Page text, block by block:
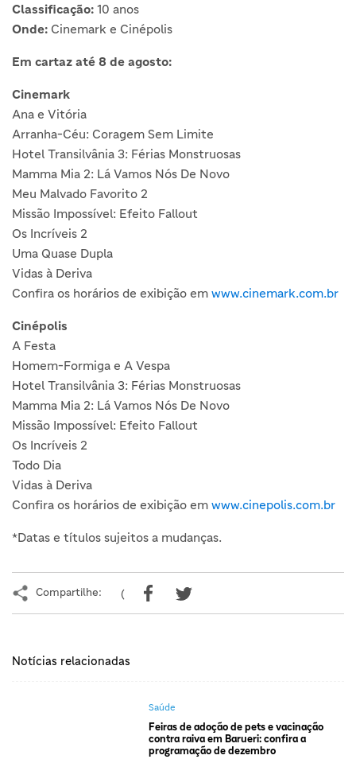
Classificação: 10 anos
Onde: Cinemark e Cinépolis
Em cartaz até 8 de agosto:
Cinemark
Ana e Vitória
Arranha-Céu: Coragem Sem Limite
Hotel Transilvânia 3: Férias Monstruosas
Mamma Mia 2: Lá Vamos Nós De Novo
Meu Malvado Favorito 2
Missão Impossível: Efeito Fallout
Os Incríveis 2
Uma Quase Dupla
Vidas à Deriva
Confira os horários de exibição em www.cinemark.com.br
Cinépolis
A Festa
Homem-Formiga e A Vespa
Hotel Transilvânia 3: Férias Monstruosas
Mamma Mia 2: Lá Vamos Nós De Novo
Missão Impossível: Efeito Fallout
Os Incríveis 2
Todo Dia
Vidas à Deriva
Confira os horários de exibição em www.cinepolis.com.br
*Datas e títulos sujeitos a mudanças.
Compartilhe: (
Notícias relacionadas
Saúde
Feiras de adoção de pets e vacinação
contra raiva em Barueri: confira a
programação de dezembro